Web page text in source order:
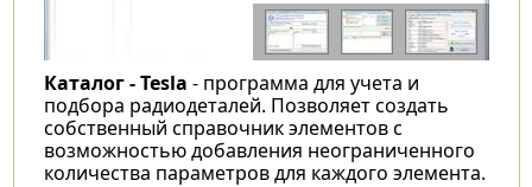
Каталог - Tesla - программа для учета и
подбора радиодеталей. Позволяет создать
собственный справочник элементов с
возможностью добавления неограниченного
количества параметров для каждого элемента.